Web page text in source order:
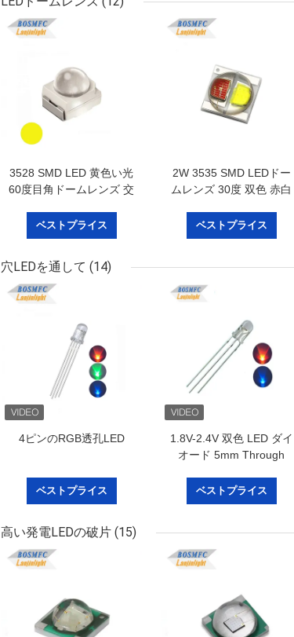
3528 SMD LED 黄色い光
60度目角ドームレンズ 交
LED ダイオードライト
ベストプライス
2W 3535 SMD LEDドー
ムレンズ 30度 双色 赤白
イオード
ベストプライス
穴LEDを通して (14)
4ピンのRGB透孔LED
ベストプライス
1.8V-2.4V 双色 LED ダイ
オード 5mm Through
ベストプライス
高い発電LEDの破片 (15)